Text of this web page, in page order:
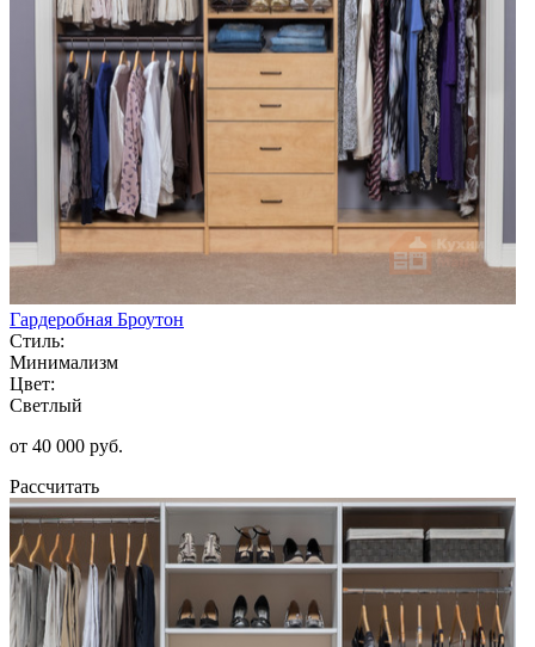
Гардеробная Броутон
Стиль:
Минимализм
Цвет:
Светлый
от 40 000 руб.
Рассчитать